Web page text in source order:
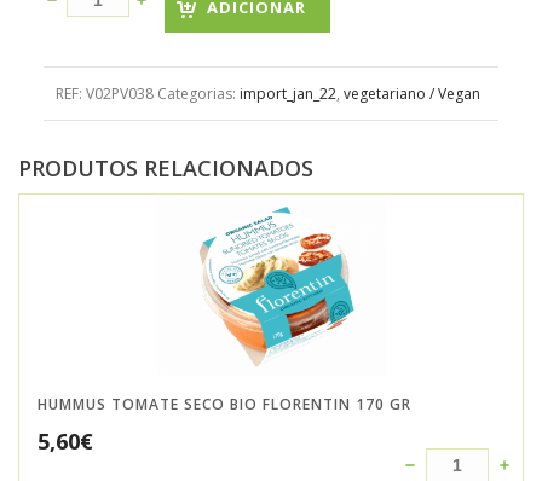
ADICIONAR
REF: V02PV038 Categorias: import_jan_22, vegetariano / Vegan
PRODUTOS RELACIONADOS
HUMMUS TOMATE SECO BIO FLORENTIN 170 GR
5,60€